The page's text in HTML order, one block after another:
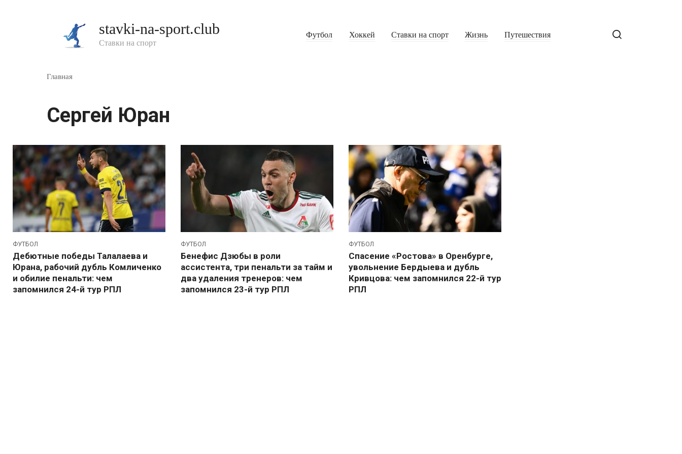
stavki-na-sport.club
Ставки на спорт
Футбол Хоккей Ставки на спорт Жизнь Путешествия
Главная
Сергей Юран
ФУТБОЛ
Дебютные победы Талалаева и
Юрана, рабочий дубль Комличенко
и обилие пенальти: чем
запомнился 24-й тур РПЛ
ФУТБОЛ
Бенефис Дзюбы в роли
ассистента, три пенальти за тайм и
два удаления тренеров: чем
запомнился 23-й тур РПЛ
ФУТБОЛ
Спасение «Ростова» в Оренбурге,
увольнение Бердыева и дубль
Кривцова: чем запомнился 22-й тур
РПЛ